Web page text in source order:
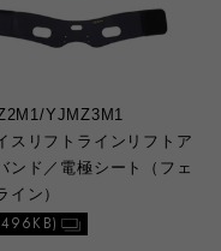
YJMZ3M1
スリフトラインリフトア
ンド／電極シート（フェ
イン）